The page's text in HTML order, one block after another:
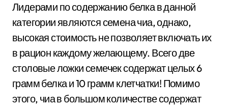
Лидерами по содержанию белка в данной
категории являются семена чиа, однако,
высокая стоимость не позволяет включать их
в рацион каждому желающему. Всего две
столовые ложки семечек содержат целых 6
грамм белка и 10 грамм клетчатки! Помимо
этого, чиа в большом количестве содержат